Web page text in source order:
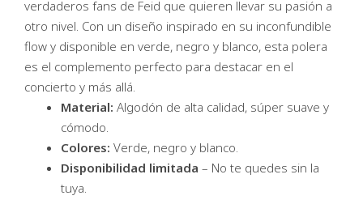
verdaderos fans de Feid que quieren llevar su pasión a
otro nivel. Con un diseño inspirado en su inconfundible
flow y disponible en verde, negro y blanco, esta polera
es el complemento perfecto para destacar en el
concierto y más allá.
Material: Algodón de alta calidad, súper suave y
cómodo.
Colores: Verde, negro y blanco.
Disponibilidad limitada – No te quedes sin la
tuya.